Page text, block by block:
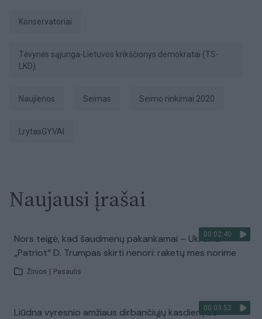
Konservatoriai
Tėvynės sąjunga-Lietuvos krikščionys demokratai (TS-
LKD)
Naujienos Seimas Seimo rinkimai 2020
LrytasGYVAI
Naujausi įrašai
00:02:40
Nors teigė, kad šaudmenų pakankamai – Ukrainai
„Patriot“ D. Trumpas skirti nenori: raketų mes norime
Žinios Pasaulis
00:03:52
Liūdna vyresnio amžiaus dirbančiųjų kasdienybė –